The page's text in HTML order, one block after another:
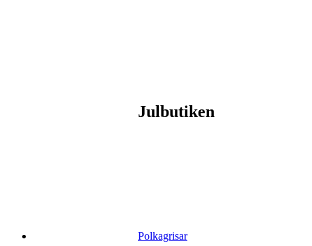
Julbutiken
Polkagrisar